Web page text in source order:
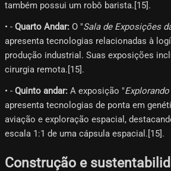
também possui um robô barista.[15]​.
• - Quarto Andar: O "Sala de Exposições
apresenta tecnologias relacionadas à
produção industrial. Suas exposições
cirurgia remota.[15]​.
• - Quinto andar: A exposição "
apresenta tecnologias de ponta em
aviação e exploração espacial,
escala 1:1 de uma cápsula espacial.[15]​.
Construção e